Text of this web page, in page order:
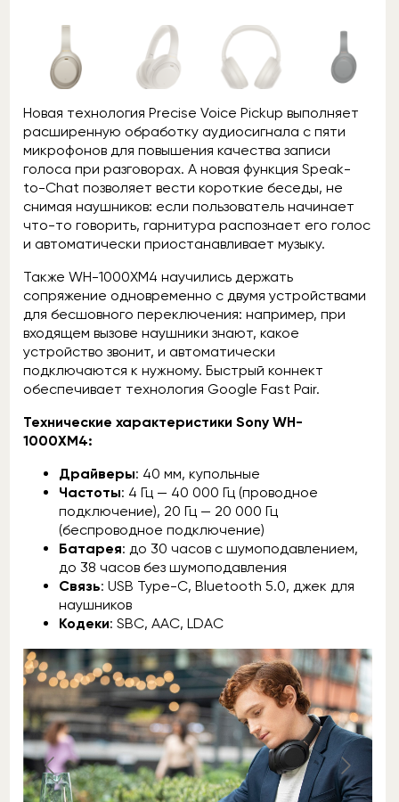
Новая технология Precise Voice Pickup выполняет
расширенную обработку аудиосигнала с пяти
микрофонов для повышения качества записи
голоса при разговорах. А новая функция Speak-
to-Chat позволяет вести короткие беседы, не
снимая наушников: если пользователь начинает
что-то говорить, гарнитура распознает его голос
и автоматически приостанавливает музыку.
Также WH-1000XM4 научились держать
сопряжение одновременно с двумя устройствами
для бесшовного переключения: например, при
входящем вызове наушники знают, какое
устройство звонит, и автоматически
подключаются к нужному. Быстрый коннект
обеспечивает технология Google Fast Pair.
Технические характеристики Sony WH-
1000XM4:
Драйверы: 40 мм, купольные
Частоты: 4 Гц — 40 000 Гц (проводное
подключение), 20 Гц — 20 000 Гц
(беспроводное подключение)
Батарея: до 30 часов с шумоподавлением,
до 38 часов без шумоподавления
Связь: USB Type-C, Bluetooth 5.0, джек для
наушников
Кодеки: SBC, AAC, LDAC